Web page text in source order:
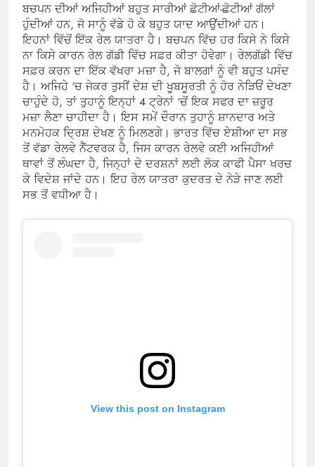
ਬਚਪਨ ਦੀਆਂ ਅਜਿਹੀਆਂ ਬਹੁਤ ਸਾਰੀਆਂ ਛੋਟੀਆਂ-ਛੋਟੀਆਂ ਗੱਲਾਂ
ਹੁੰਦੀਆਂ ਹਨ, ਜੋ ਸਾਨੂੰ ਵੱਡੇ ਹੋ ਕੇ ਬਹੁਤ ਯਾਦ ਆਉਂਦੀਆਂ ਹਨ।
ਇਹਨਾਂ ਵਿੱਚੋਂ ਇੱਕ ਰੇਲ ਯਾਤਰਾ ਹੈ। ਬਚਪਨ ਵਿੱਚ ਹਰ ਕਿਸੇ ਨੇ ਕਿਸੇ
ਨਾ ਕਿਸੇ ਕਾਰਨ ਰੇਲ ਗੱਡੀ ਵਿੱਚ ਸਫ਼ਰ ਕੀਤਾ ਹੋਵੇਗਾ। ਰੇਲਗੱਡੀ ਵਿੱਚ
ਸਫ਼ਰ ਕਰਨ ਦਾ ਇੱਕ ਵੱਖਰਾ ਮਜ਼ਾ ਹੈ, ਜੋ ਬਾਲਗਾਂ ਨੂੰ ਵੀ ਬਹੁਤ ਪਸੰਦ
ਹੈ। ਅਜਿਹੇ ‘ਚ ਜੇਕਰ ਤੁਸੀਂ ਦੇਸ਼ ਦੀ ਖੂਬਸੂਰਤੀ ਨੂੰ ਹੋਰ ਨੇੜਿਓਂ ਦੇਖਣਾ
ਚਾਹੁੰਦੇ ਹੋ, ਤਾਂ ਤੁਹਾਨੂੰ ਇਨ੍ਹਾਂ 4 ਟ੍ਰੇਨਾਂ ‘ਚੋਂ ਇਕ ਸਫਰ ਦਾ ਜ਼ਰੂਰ
ਮਜ਼ਾ ਲੈਣਾ ਚਾਹੀਦਾ ਹੈ। ਇਸ ਸਮੇਂ ਦੌਰਾਨ ਤੁਹਾਨੂੰ ਸ਼ਾਨਦਾਰ ਅਤੇ
ਮਨਮੋਹਕ ਦ੍ਰਿਸ਼ ਦੇਖਣ ਨੂੰ ਮਿਲਣਗੇ। ਭਾਰਤ ਵਿੱਚ ਏਸ਼ੀਆ ਦਾ ਸਭ
ਤੋਂ ਵੱਡਾ ਰੇਲਵੇ ਨੈੱਟਵਰਕ ਹੈ, ਜਿਸ ਕਾਰਨ ਰੇਲਵੇ ਕਈ ਅਜਿਹੀਆਂ
ਥਾਵਾਂ ਤੋਂ ਲੰਘਦਾ ਹੈ, ਜਿਨ੍ਹਾਂ ਦੇ ਦਰਸ਼ਨਾਂ ਲਈ ਲੋਕ ਕਾਫੀ ਪੈਸਾ ਖਰਚ
ਕੇ ਵਿਦੇਸ਼ ਜਾਂਦੇ ਹਨ। ਇਹ ਰੇਲ ਯਾਤਰਾ ਕੁਦਰਤ ਦੇ ਨੇੜੇ ਜਾਣ ਲਈ
ਸਭ ਤੋਂ ਵਧੀਆ ਹੈ।
View this post on Instagram